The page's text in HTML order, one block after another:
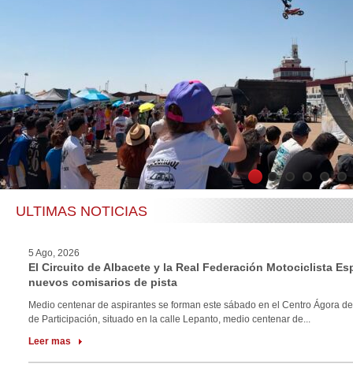
1 2 3 4 5 6
ULTIMAS NOTICIAS
5 Ago, 2026
El Circuito de Albacete y la Real Federación Motociclista
nuevos comisarios de pista
Medio centenar de aspirantes se forman este sábado en el Centro Ágora
de Participación, situado en la calle Lepanto, medio centenar de...
Leer mas